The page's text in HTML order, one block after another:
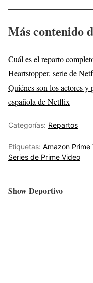
Más contenido
Cuál es el reparto
Heartstopper, serie de
Quiénes son los actores y
española de Netflix
Categorías: Repartos
Etiquetas: Amazon Prime
Series de Prime Video
Show Deportivo